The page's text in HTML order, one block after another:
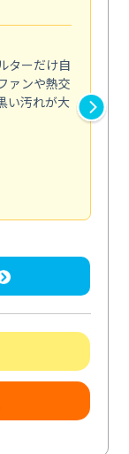
ターだけ自
ァンや熱交
い汚れが大